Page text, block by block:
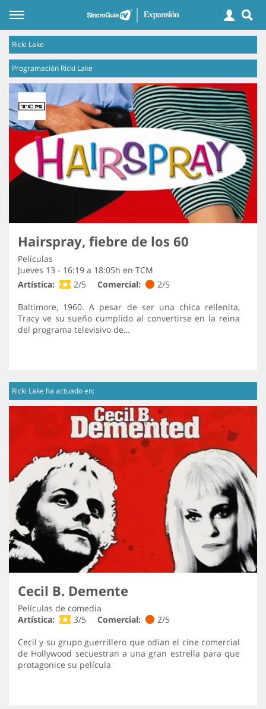
Ricki Lake
Programación Ricki Lake
Hairspray, fiebre de los 60
Películas
Jueves 13 - 16:19 a 18:05h en TCM
Artística:
2/5 Comercial:
2/5
Baltimore, 1960. A pesar de ser una chica rellenita,
Tracy ve su sueño cumplido al convertirse en la reina
del programa televisivo de…
Ricki Lake ha actuado en:
Cecil B. Demente
Películas de comedia
Artística:
3/5 Comercial:
2/5
Cecil y su grupo guerrillero que odian el cine comercial
de Hollywood secuestran a una gran estrella para que
protagonice su película